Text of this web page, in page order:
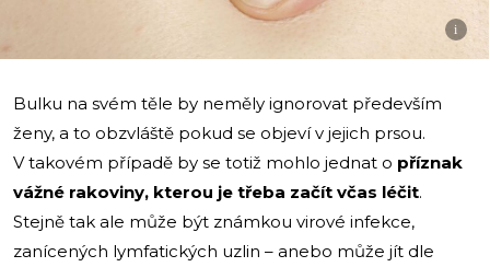
i
Bulku na svém těle by neměly ignorovat především
ženy, a to obzvláště pokud se objeví v jejich prsou.
V takovém případě by se totiž mohlo jednat o příznak
vážné rakoviny, kterou je třeba začít včas léčit.
Stejně tak ale může být známkou virové infekce,
zanícených lymfatických uzlin – anebo může jít dle